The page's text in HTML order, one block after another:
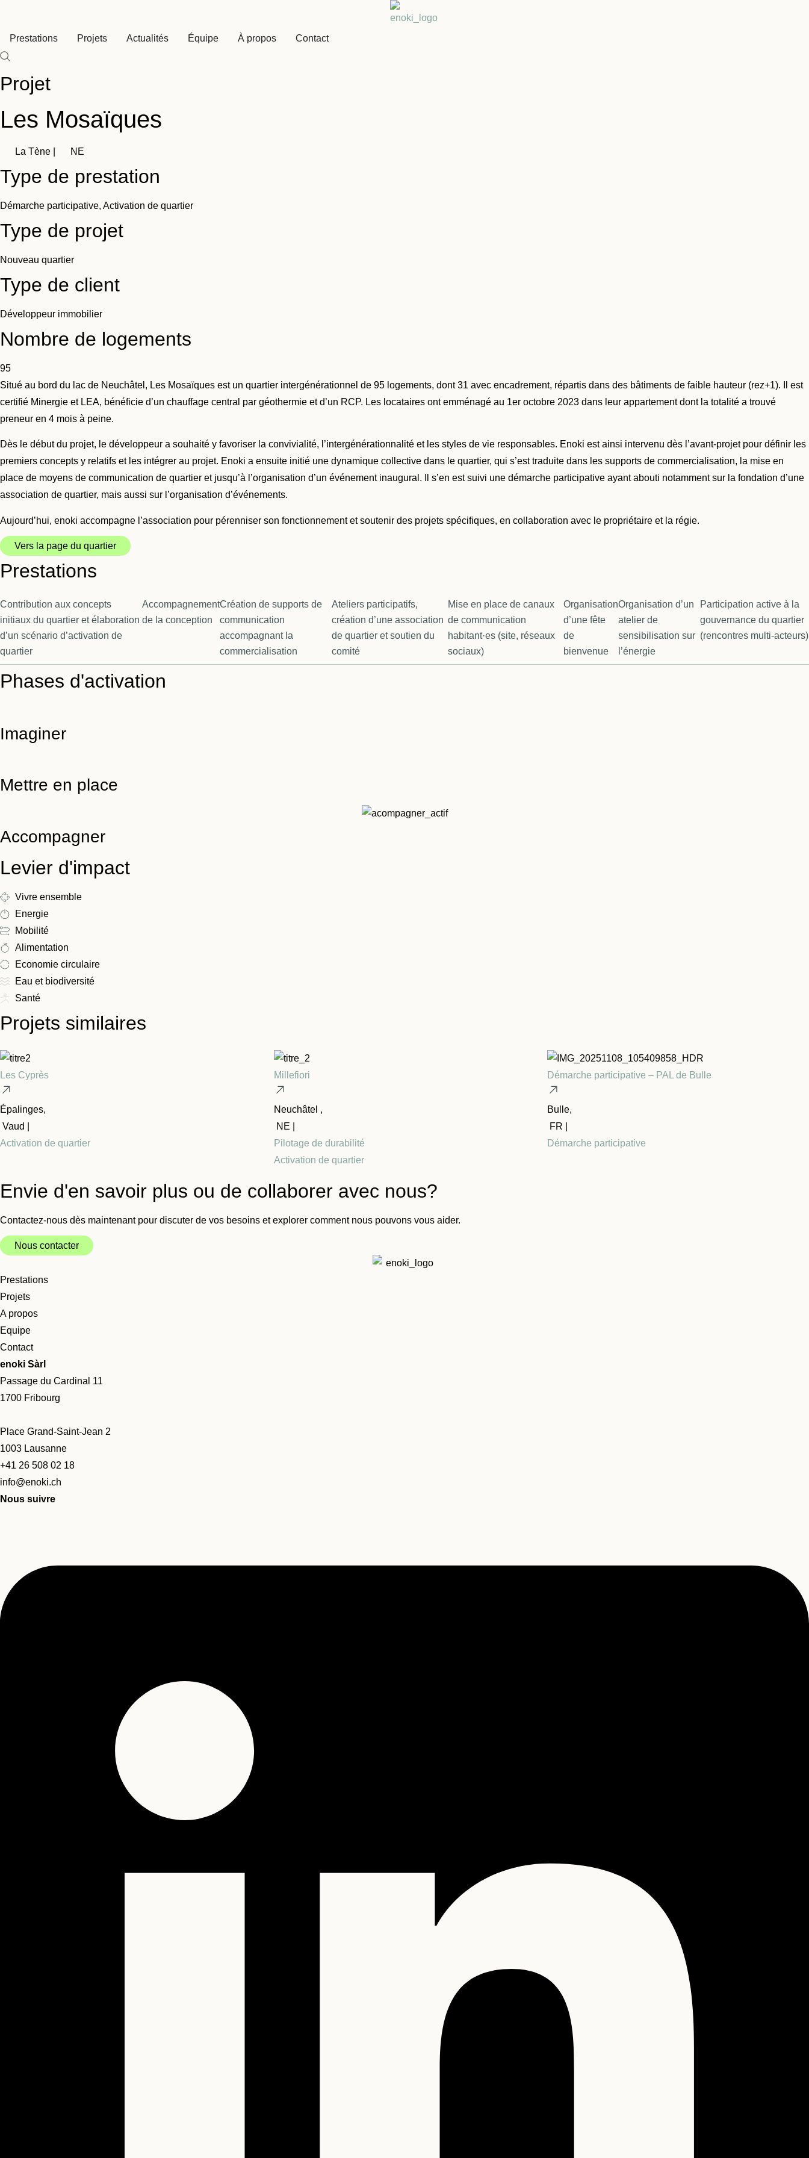
contenu
Prestations Projets Actualités Équipe À propos Contact
Projet
Les Mosaïques
La Tène | NE
Type de prestation
Démarche participative, Activation de quartier
Type de projet
Nouveau quartier
Type de client
Développeur immobilier
Nombre de logements
95
Situé au bord du lac de Neuchâtel, Les Mosaïques est un quartier intergénérationnel de 95 logements, dont 31 avec encadrement, répartis dans des bâtiments de faible hauteur (rez+1). Il est
certifié Minergie et LEA, bénéficie d’un chauffage central par géothermie et d’un RCP. Les locataires ont emménagé au 1er octobre 2023 dans leur appartement dont la totalité a trouvé
preneur en 4 mois à peine.
Dès le début du projet, le développeur a souhaité y favoriser la convivialité, l’intergénérationnalité et les styles de vie responsables. Enoki est ainsi intervenu dès l’avant-projet pour définir les
premiers concepts y relatifs et les intégrer au projet. Enoki a ensuite initié une dynamique collective dans le quartier, qui s’est traduite dans les supports de commercialisation, la mise en
place de moyens de communication de quartier et jusqu’à l’organisation d’un événement inaugural. Il s’en est suivi une démarche participative ayant abouti notamment sur la fondation d’une
association de quartier, mais aussi sur l’organisation d’événements.
Aujourd’hui, enoki accompagne l’association pour pérenniser son fonctionnement et soutenir des projets spécifiques, en collaboration avec le propriétaire et la régie.
Vers la page du quartier
Prestations
Contribution aux concepts
initiaux du quartier et élaboration
d’un scénario d’activation de
quartier
Accompagnement
de la conception
Création de supports de
communication
accompagnant la
commercialisation
Ateliers participatifs,
création d’une association
de quartier et soutien du
comité
Mise en place de canaux
de communication
habitant·es (site, réseaux
sociaux)
Organisation
d’une fête
de
bienvenue
Organisation d’un
atelier de
sensibilisation sur
l’énergie
Participation active à la
gouvernance du quartier
(rencontres multi-acteurs)
Phases d'activation
Imaginer
Mettre en place
Accompagner
Levier d'impact
Vivre ensemble
Energie
Mobilité
Alimentation
Economie circulaire
Eau et biodiversité
Santé
Projets similaires
Les Cyprès
Épalinges,
Vaud |
Activation de quartier
Millefiori
Neuchâtel ,
NE |
Pilotage de durabilité
Activation de quartier
Démarche participative – PAL de Bulle
Bulle,
FR |
Démarche participative
Envie d'en savoir plus ou de collaborer avec nous?
Contactez-nous dès maintenant pour discuter de vos besoins et explorer comment nous pouvons vous aider.
Nous contacter
Prestations
Projets
A propos
Equipe
Contact
enoki Sàrl
Passage du Cardinal 11
1700 Fribourg
Place Grand-Saint-Jean 2
1003 Lausanne
+41 26 508 02 18
info@enoki.ch
Nous suivre